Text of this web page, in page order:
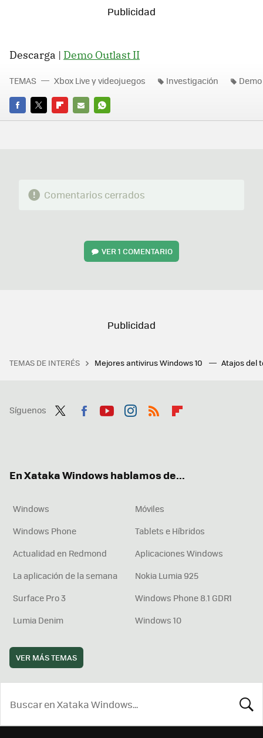
Descarga | Demo Outlast II
FACEBOOK
TWITTERFLIPBOARD
E-
WHATSAPP
TEMAS Xbox Live y videojuegos Investigación Demo
Comentarios cerrados
VER1 COMENTARIO
TEMAS DE INTERÉS Mejores antivirus Windows 10 Atajos del
Síguenos
En Xataka Windows hablamos de...
Windows
Móviles
Windows Phone
Tablets e Híbridos
Actualidad en Redmond
Aplicaciones Windows
La aplicación de la semana
Nokia Lumia 925
Surface Pro 3
Windows Phone 8.1 GDR1
Lumia Denim
Windows 10
VER MÁS TEMAS